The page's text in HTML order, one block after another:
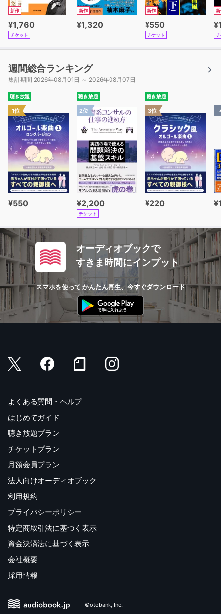
新作
¥1,760
チケット
新作
¥1,320
新作
¥550
チケット
新
チ
週間総合ランキング
集計期間 2026年08月01日 ～ 2026年08月07日
聴き放題
1位
¥550
聴き放題
2位
¥2,200
チケット
聴き放題
3位
¥220
オーディオブックで
すきま時間にインプット
スマホを使って かんたん再生、今すぐダウンロード
よくある質問・ヘルプ
はじめてガイド
聴き放題プラン
チケットプラン
月額会員プラン
法人向けオーディオブック
利用規約
プライバシーポリシー
特定商取引法に基づく表示
資金決済法に基づく表示
会社概要
採用情報
©otobank, Inc.